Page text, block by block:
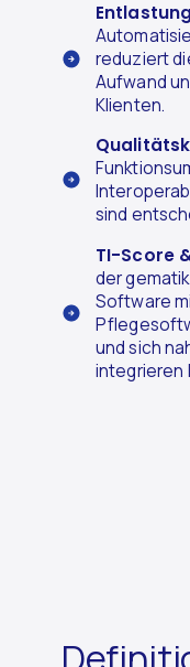
reduziert
Aufwand
Klienten.
sind
TI-Score
der
Software
und sich
integrieren